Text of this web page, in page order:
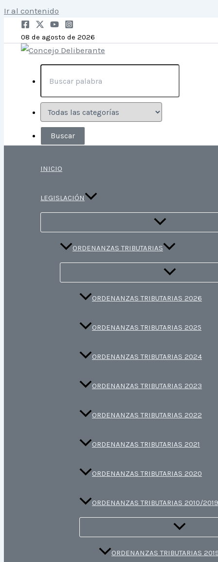
Ir al contenido
08 de agosto de 2026
INICIO
LEGISLACIÓN
ORDENANZAS TRIBUTARIAS
ORDENANZAS TRIBUTARIAS 2026
ORDENANZAS TRIBUTARIAS 2025
ORDENANZAS TRIBUTARIAS 2024
ORDENANZAS TRIBUTARIAS 2023
ORDENANZAS TRIBUTARIAS 2022
ORDENANZAS TRIBUTARIAS 2021
ORDENANZAS TRIBUTARIAS 2020
ORDENANZAS TRIBUTARIAS 2010/2019
ORDENANZAS TRIBUTARIAS